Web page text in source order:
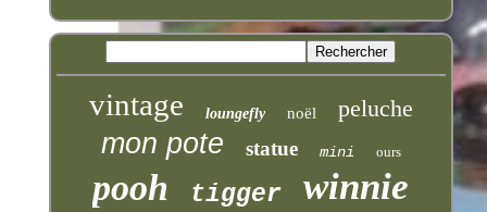
vintage loungefly noël peluche
mon pote statue mini ours
pooh tigger winnie